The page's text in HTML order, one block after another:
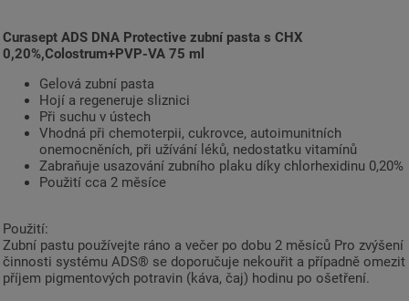
Curasept ADS DNA Protective zubní pasta s CHX
0,20%,Colostrum+PVP-VA 75 ml
Gelová zubní pasta
Hojí a regeneruje sliznici
Při suchu v ústech
Vhodná při chemoterpii, cukrovce, autoimunitních
onemocněních, při užívání léků, nedostatku vitamínů
Zabraňuje usazování zubního plaku díky chlorhexidinu 0,20%
Použití cca 2 měsíce
Použití:
Zubní pastu používejte ráno a večer po dobu 2 měsíců Pro zvýšení
činnosti systému ADS® se doporučuje nekouřit a případně omezit
příjem pigmentových potravin (káva, čaj) hodinu po ošetření.